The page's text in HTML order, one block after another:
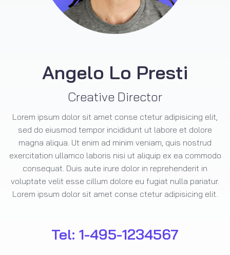
Angelo Lo Presti
Creative Director
Lorem ipsum dolor sit amet conse ctetur adipisicing elit,
sed do eiusmod tempor incididunt ut labore et dolore
magna aliqua. Ut enim ad minim veniam, quis nostrud
exercitation ullamco laboris nisi ut aliquip ex ea commodo
consequat. Duis aute irure dolor in reprehenderit in
voluptate velit esse cillum dolore eu fugiat nulla pariatur.
Lorem ipsum dolor sit amet conse ctetur adipisicing elit.
Tel: 1-495-1234567